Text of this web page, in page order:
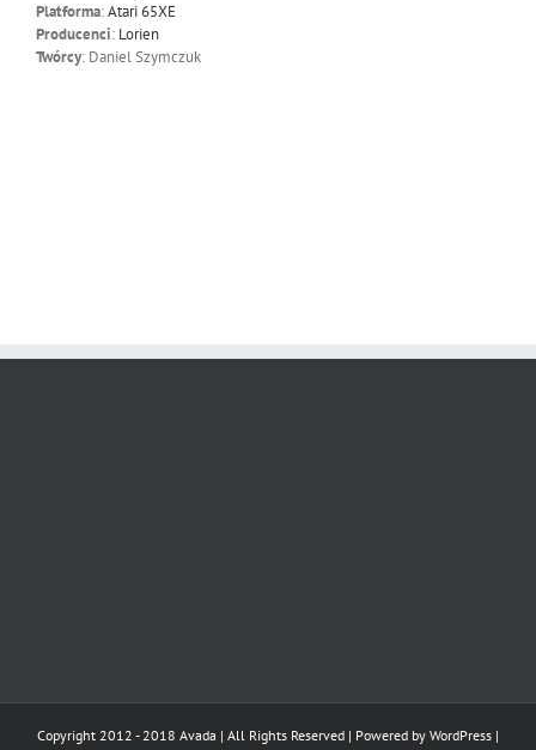
Platforma:Atari 65XE
Producenci: Lorien
Twórcy: Daniel Szymczuk
Copyright 2012 - 2018 Avada | All Rights Reserved | Powered by WordPress |